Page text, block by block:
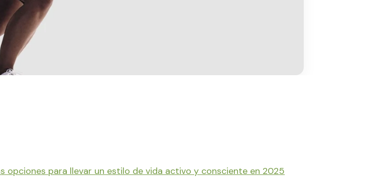
opciones para llevar un estilo de vida activo y consciente en 2025